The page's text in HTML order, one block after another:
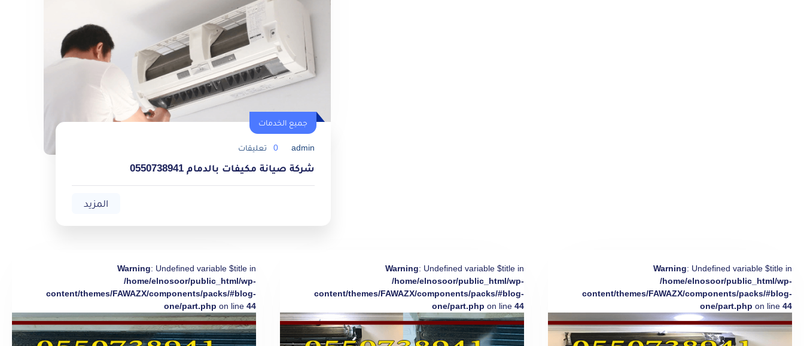
جميع الخدمات
admin
0 تعليقات
شركة صيانة مكيفات بالدمام 0550738941
المزيد
Warning: Undefined variable $title in
/home/elnosoor/public_html/wp-
content/themes/FAWAZX/components/packs/#blog-
one/part.php on line 44
Warning: Undefined variable $title in
/home/elnosoor/public_html/wp-
content/themes/FAWAZX/components/packs/#blog-
one/part.php on line 44
Warning: Undefined variable $title in
/home/elnosoor/public_html/wp-
content/themes/FAWAZX/components/packs/#blog-
one/part.php on line 44